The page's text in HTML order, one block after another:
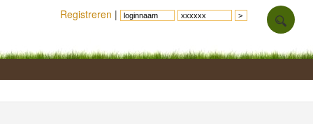
Registreren |